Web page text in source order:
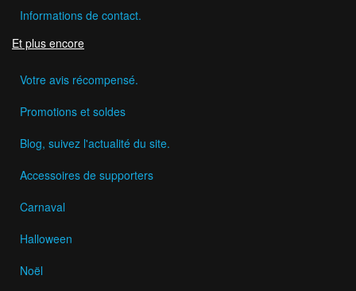
Informations de contact.
Et plus encore
Votre avis récompensé.
Promotions et soldes
Blog, suivez l'actualité du site.
Accessoires de supporters
Carnaval
Halloween
Noël